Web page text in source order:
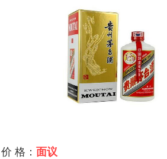
价 格： 面议